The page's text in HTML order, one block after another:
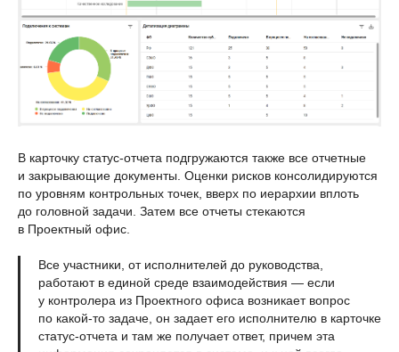
В карточку статус-отчета подгружаются также все отчетные
и закрывающие документы. Оценки рисков консолидируются
по уровням контрольных точек, вверх по иерархии вплоть
до головной задачи. Затем все отчеты стекаются
в Проектный офис.
Все участники, от исполнителей до руководства,
работают в единой среде взаимодействия — если
у контролера из Проектного офиса возникает вопрос
по какой-то задаче, он задает его исполнителю в карточке
статус-отчета и там же получает ответ, причем эта